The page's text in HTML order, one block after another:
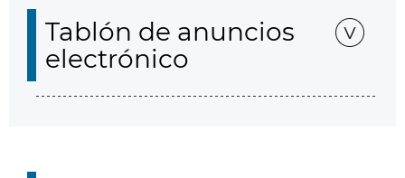
Tablón de anuncios
electrónico